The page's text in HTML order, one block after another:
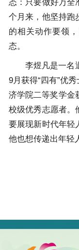
态：只要做好万全
个月来，他坚持跑
的相关动作要领
态。
李煜凡是一名
9月获得“四有”优
济学院二等奖学金
校级优秀志愿者。
要展现新时代年轻
他也想传递出年轻